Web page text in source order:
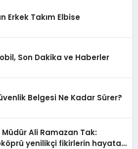
Erkek Takım Elbise
Son Dakika ve Haberler
Belgesi Ne Kadar Sürer?
Müdür Ali Ramazan Tak:
yenilikçi fikirlerin hayata